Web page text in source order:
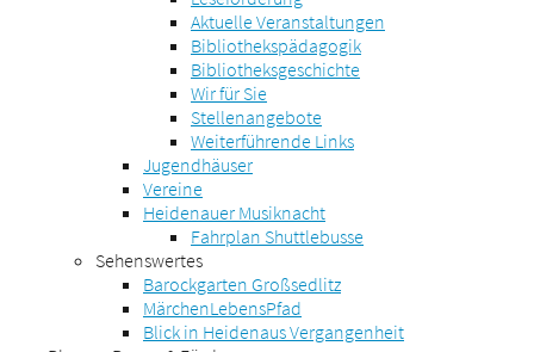
Aktuelle Veranstaltungen
Bibliothekspädagogik
Bibliotheksgeschichte
Wir für Sie
Stellenangebote
Weiterführende Links
Jugendhäuser
Vereine
Heidenauer Musiknacht
Fahrplan Shuttlebusse
Sehenswertes
Barockgarten Großsedlitz
MärchenLebensPfad
Blick in Heidenaus Vergangenheit